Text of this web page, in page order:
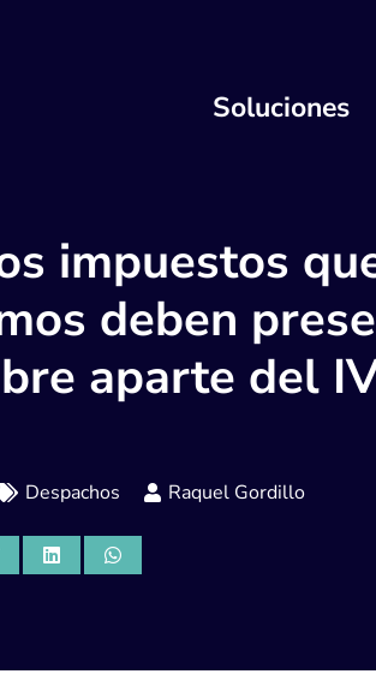
Soluciones
impuestos
deben
aparte del
Despachos Raquel Gordillo